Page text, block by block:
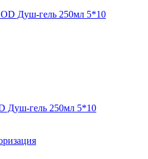
Душ-гель 250мл 5*10